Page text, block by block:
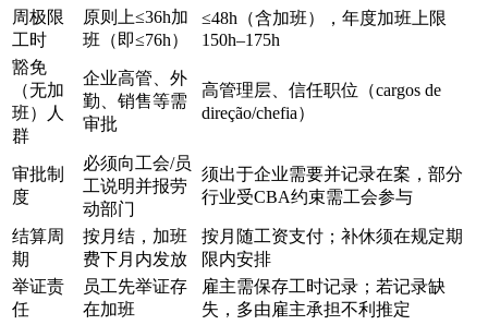
周极限
工时
原则上≤36h加
班（即≤76h）
≤48h（含加班），年度加班上限
150h–175h
豁免
（无加
班）人
群
企业高管、外
勤、销售等需
审批
高管理层、信任职位（cargos de
direção/chefia）
审批制
度
必须向工会/员
工说明并报劳
动部门
须出于企业需要并记录在案，部分
行业受CBA约束需工会参与
结算周
期
按月结，加班
费下月内发放
按月随工资支付；补休须在规定期
限内安排
举证责
任
员工先举证存
在加班
雇主需保存工时记录；若记录缺
失，多由雇主承担不利推定